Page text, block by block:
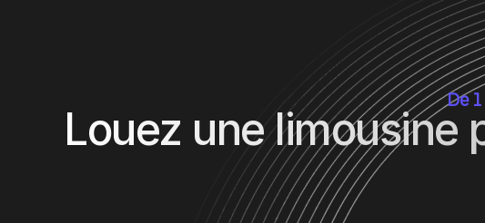
De
Louez une limousine